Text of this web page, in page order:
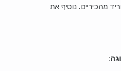
מהכיריים. נוסיף את
: